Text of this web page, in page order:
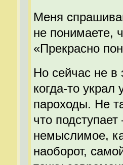
Меня
не понимаете,
«Прекрасно
Но сейчас не в
когда-то украл
пароходы. Не
что
немыслимое,
наоборот,